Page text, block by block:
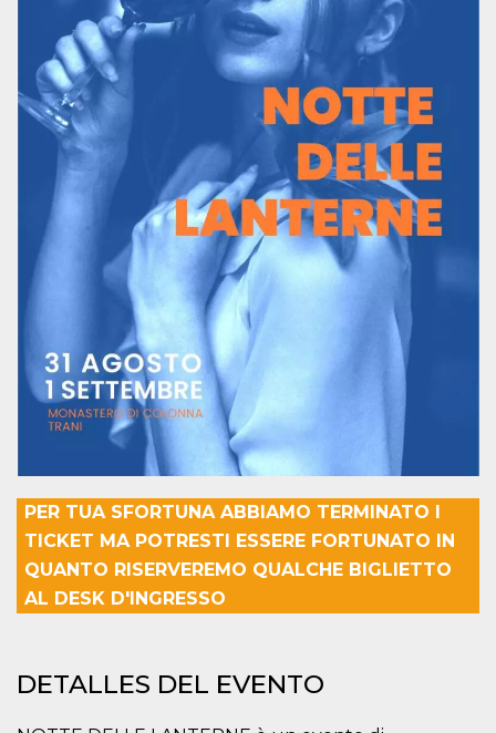
PER TUA SFORTUNA ABBIAMO TERMINATO I
TICKET MA POTRESTI ESSERE FORTUNATO IN
QUANTO RISERVEREMO QUALCHE BIGLIETTO
AL DESK D'INGRESSO
DETALLES DEL EVENTO
Nombre
Proveedor /
Dominio
Vencimiento
cf_clearance
Cloudflare,
.oooh.events
utilizada por el
servicio
CloudFlare para
identificar el
tráfico web de
confianza y
anular cualquier
restricción de
seguridad
basada en la
dirección IP del
visitante. Es
sitio web y
proporcionar
protección
wordpress_test_cookie
Automattic
Inc.
.oooh.events
Se utiliza en
sitios creados
con Wordpress.
Comprueba si el
habilitadas las
oooh.events
generada por
lenguaje PHP.